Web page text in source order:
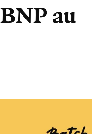
au